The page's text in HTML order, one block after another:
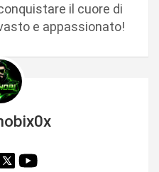
il cuore di
e appassionato!